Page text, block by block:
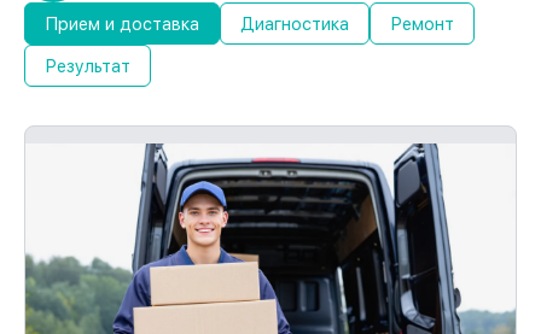
36 месяцев
При наличии документов о гарантии на
восстановление устройства, мы
оплаты и без ожидания.
Прием и доставка Диагностика Ремонт
Результат